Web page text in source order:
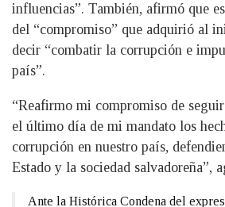
influencias”. También, afirmó que
del “compromiso” que adquirió al
decir “combatir la corrupción e
país”.
“Reafirmo mi compromiso de
el último día de mi mandato los
corrupción en nuestro país,
Estado y la sociedad salvadoreña”,
Ante la Histórica Condena del